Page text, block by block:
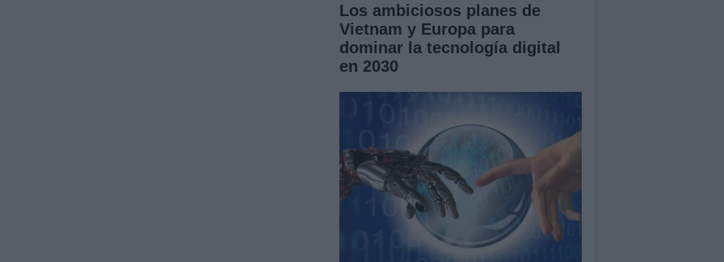
Los ambiciosos planes de
Vietnam y Europa para
dominar la tecnología digital
en 2030